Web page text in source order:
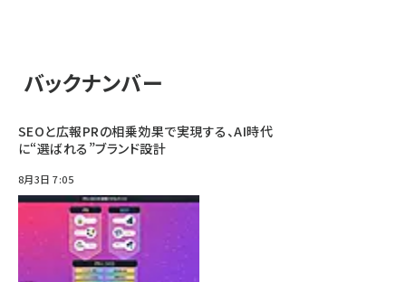
バックナンバー
SEOと広報PRの相乗効果で実現する、AI時代
に“選ばれる”ブランド設計
8月3日 7:05